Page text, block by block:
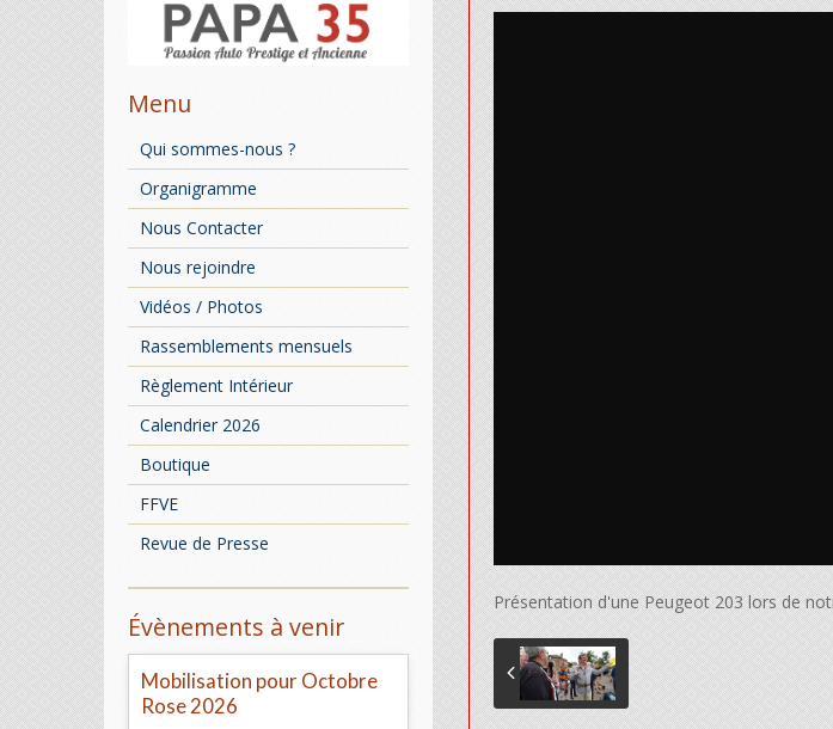
Présentation d'une Peugeot 203 lors de
Menu
Qui sommes-nous ?
Organigramme
Nous Contacter
Nous rejoindre
Vidéos / Photos
Rassemblements mensuels
Règlement Intérieur
Calendrier 2026
Boutique
FFVE
Revue de Presse
Évènements à venir
Mobilisation pour Octobre
Rose 2026